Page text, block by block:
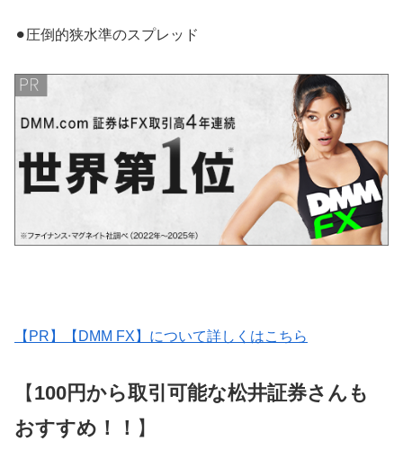
⚫︎圧倒的狭水準のスプレッド
【PR】【DMM FX】について詳しくはこちら
【100円から取引可能な松井証券さんも
おすすめ！！ 】